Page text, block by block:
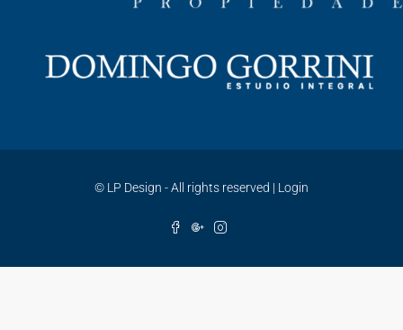
© LP Design - All rights reserved | Login